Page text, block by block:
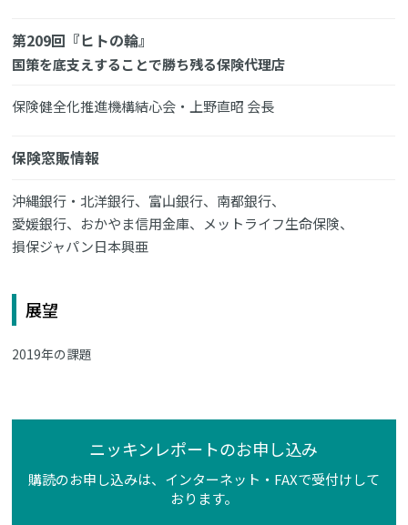
第209回『ヒトの輪』
国策を底支えすることで勝ち残る保険代理店
保険健全化推進機構結心会・上野直昭 会長
保険窓販情報
沖縄銀行・北洋銀行、富山銀行、南都銀行、
愛媛銀行、おかやま信用金庫、メットライフ生命保険、
損保ジャパン日本興亜
展望
2019年の課題
ニッキンレポートのお申し込み
購読のお申し込みは、インターネット・FAXで受付けして
おります。